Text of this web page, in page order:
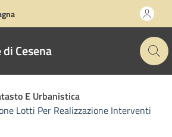
Cesena
E Urbanistica
Lotti Per Realizzazione Interventi